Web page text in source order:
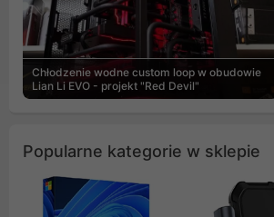
Chłodzenie wodne custom loop w obudowie
Lian Li EVO - projekt "Red Devil"
Popularne kategorie w sklepie